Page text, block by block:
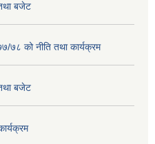
बजेट
७८ को नीति तथा कार्यक्रम
बजेट